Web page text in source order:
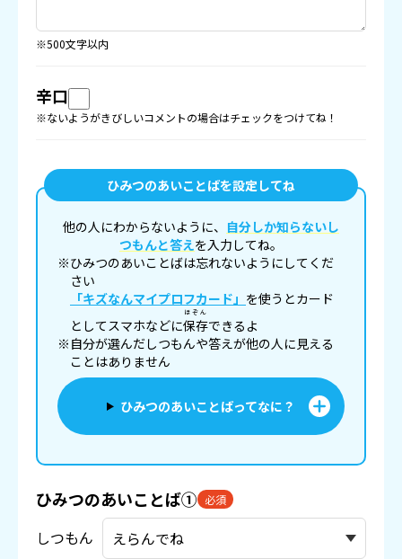
※500文字以内
辛口
※ないようがきびしいコメントの場合はチェックをつけてね！
ひみつのあいことばを設定してね
他の人にわからないように、 自分しか知らないし
つもんと答えを入力してね。
※ひみつのあいことばは忘れないようにしてくだ
さい
「キズなんマイプロフカード」 を使うとカード
としてスマホなどに保存
ほぞん
できるよ
※自分が選んだしつもんや答えが他の人に見える
ことはありません
ひみつのあいことばってなに？
ひみつのあいことば① 必須
しつもん